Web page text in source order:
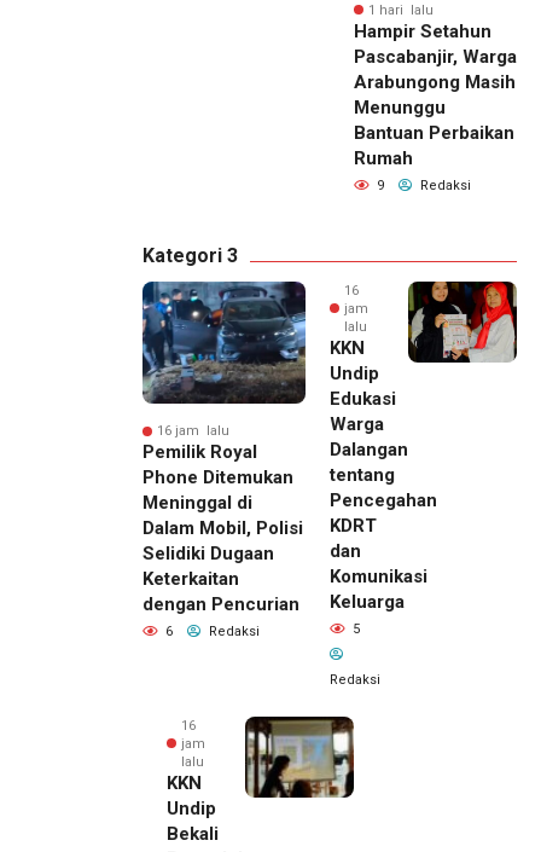
1 hari lalu
Hampir Setahun
Pascabanjir, Warga
Arabungong Masih
Menunggu
Bantuan Perbaikan
Rumah
9 Redaksi
Kategori 3
16 jam lalu
Pemilik Royal
Phone Ditemukan
Meninggal di
Dalam Mobil, Polisi
Selidiki Dugaan
Keterkaitan
dengan Pencurian
6 Redaksi
16
jam
lalu
KKN
Undip
Edukasi
Warga
Dalangan
tentang
Pencegahan
KDRT
dan
Komunikasi
Keluarga
5
Redaksi
16
jam
lalu
KKN
Undip
Bekali